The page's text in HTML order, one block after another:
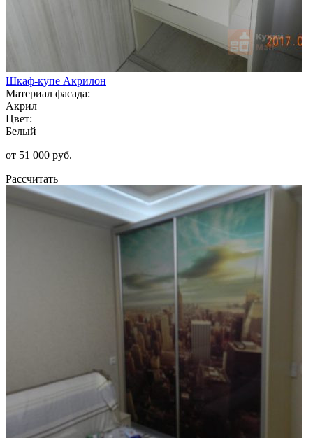
Шкаф-купе Акрилон
Материал фасада:
Акрил
Цвет:
Белый
от 51 000 руб.
Рассчитать